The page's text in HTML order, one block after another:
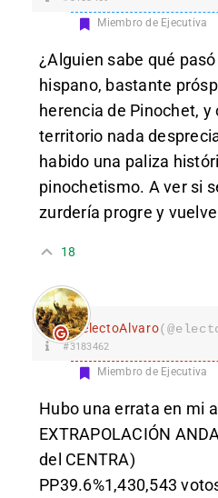
Miembro de Ejecutiva
¿Alguien sabe qué
hispano, bastante
herencia de Pinochet,
territorio nada
habido una paliza
pinochetismo. A ver si
zurdería progre y
18
electoAlvaro
#3183462
Miembro de Ejecutiva
Hubo una errata en mi
EXTRAPOLACIÓN
del CENTRA)
PP39.6%1,430,543